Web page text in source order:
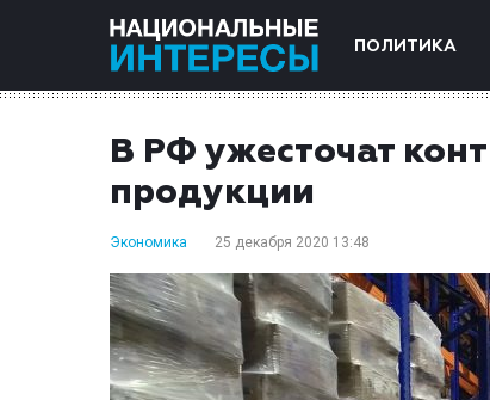
ПОЛИТИКА
В РФ ужесточат
продукции
Экономика 25 декабря 2020 13:48